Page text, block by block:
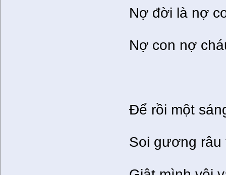
Nợ đời là nợ
Nợ con nợ
Để rồi một
Soi gương